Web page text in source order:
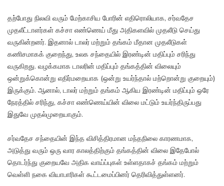
தற்போது நிலவி வரும் மேற்காசிய போரின் எதிரொலியாக, சர்வதேச
முதலீட்டாளர்கள் கச்சா எண்ணெய் மீது அதிகளவில் முதலீடு செய்து
வருகின்றனர். இதனால் டாலர் மற்றும் தங்கம் மீதான முதலீடுகள்
கணிசமாகக் குறைந்து, உலக சந்தையில் இரண்டின் மதிப்பும் சரிந்து
வருகிறது. வழக்கமாக டாலரின் மதிப்பும் தங்கத்தின் விலையும்
ஒன்றுக்கொன்று எதிர்மறையாக (ஒன்று உயர்ந்தால் மற்றொன்று குறையும்)
இருக்கும். ஆனால், டாலர் மற்றும் தங்கம் ஆகிய இரண்டின் மதிப்பும் ஒரே
நேரத்தில் சரிந்து, கச்சா எண்ணெய்யின் விலை மட்டும் உயர்ந்திருப்பது
இதுவே முதல்முறையாகும்.
சர்வதேச சந்தையின் இந்த விசித்திரமான மந்தநிலை காரணமாக,
அடுத்து வரும் ஒரு வார காலத்திற்கும் தங்கத்தின் விலை இதேபோல்
தொடர்ந்து குறையவே அதிக வாய்ப்புகள் உள்ளதாகச் தங்கம் மற்றும்
வெள்ளி நகை வியாபாரிகள் கூட்டமைப்பினர் தெரிவித்துள்ளனர்.